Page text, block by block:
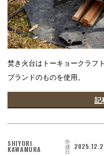
焚き火台はトーキョークラフ
ブランドのものを使用。
記
SHIYORI
KAWAMURA
作
成
日